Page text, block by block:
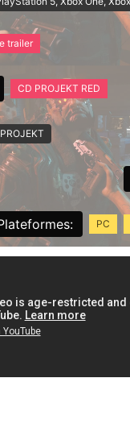
trailer
CD PROJEKT RED
PC